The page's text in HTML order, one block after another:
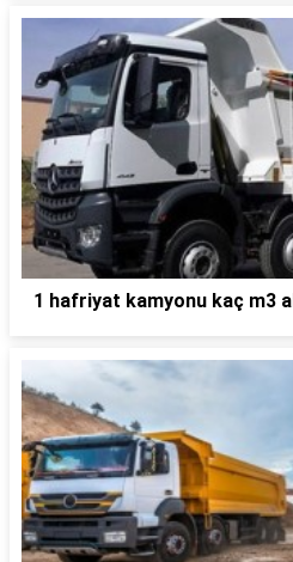
1 hafriyat kamyonu kaç m3